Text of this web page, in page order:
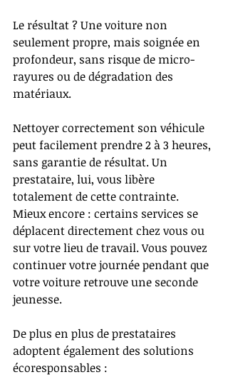
Le résultat ? Une voiture non
seulement propre, mais soignée en
profondeur, sans risque de micro-
rayures ou de dégradation des
matériaux.
Nettoyer correctement son véhicule
peut facilement prendre 2 à 3 heures,
sans garantie de résultat. Un
prestataire, lui, vous libère
totalement de cette contrainte.
Mieux encore : certains services se
déplacent directement chez vous ou
sur votre lieu de travail. Vous pouvez
continuer votre journée pendant que
votre voiture retrouve une seconde
jeunesse.
De plus en plus de prestataires
adoptent également des solutions
écoresponsables :